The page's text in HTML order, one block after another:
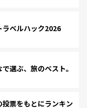
ベルハック2026
選ぶ、旅のベスト。
票をもとにランキン